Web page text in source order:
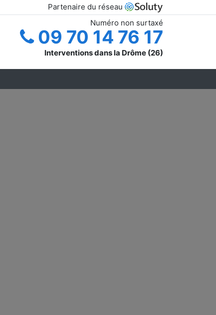
Partenaire du réseau
Numéro non surtaxé
09 70 14 76 17
Interventions dans la Drôme (26)